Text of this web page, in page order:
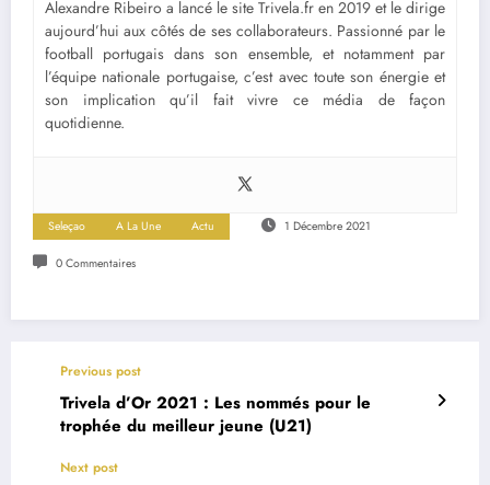
Alexandre Ribeiro a lancé le site Trivela.fr en 2019 et le dirige
aujourd’hui aux côtés de ses collaborateurs. Passionné par le
football portugais dans son ensemble, et notamment par
l’équipe nationale portugaise, c’est avec toute son énergie et
son implication qu’il fait vivre ce média de façon
quotidienne.
Seleçao A La Une Actu 1 Décembre 2021
0 Commentaires
Previous post
Trivela d’Or 2021 : Les nommés pour le
trophée du meilleur jeune (U21)
Next post